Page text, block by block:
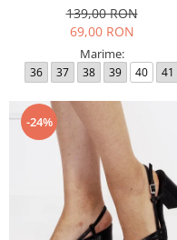
139,00 RON
69,00 RON
Marime:
36 37 38 39 40 41
-24%